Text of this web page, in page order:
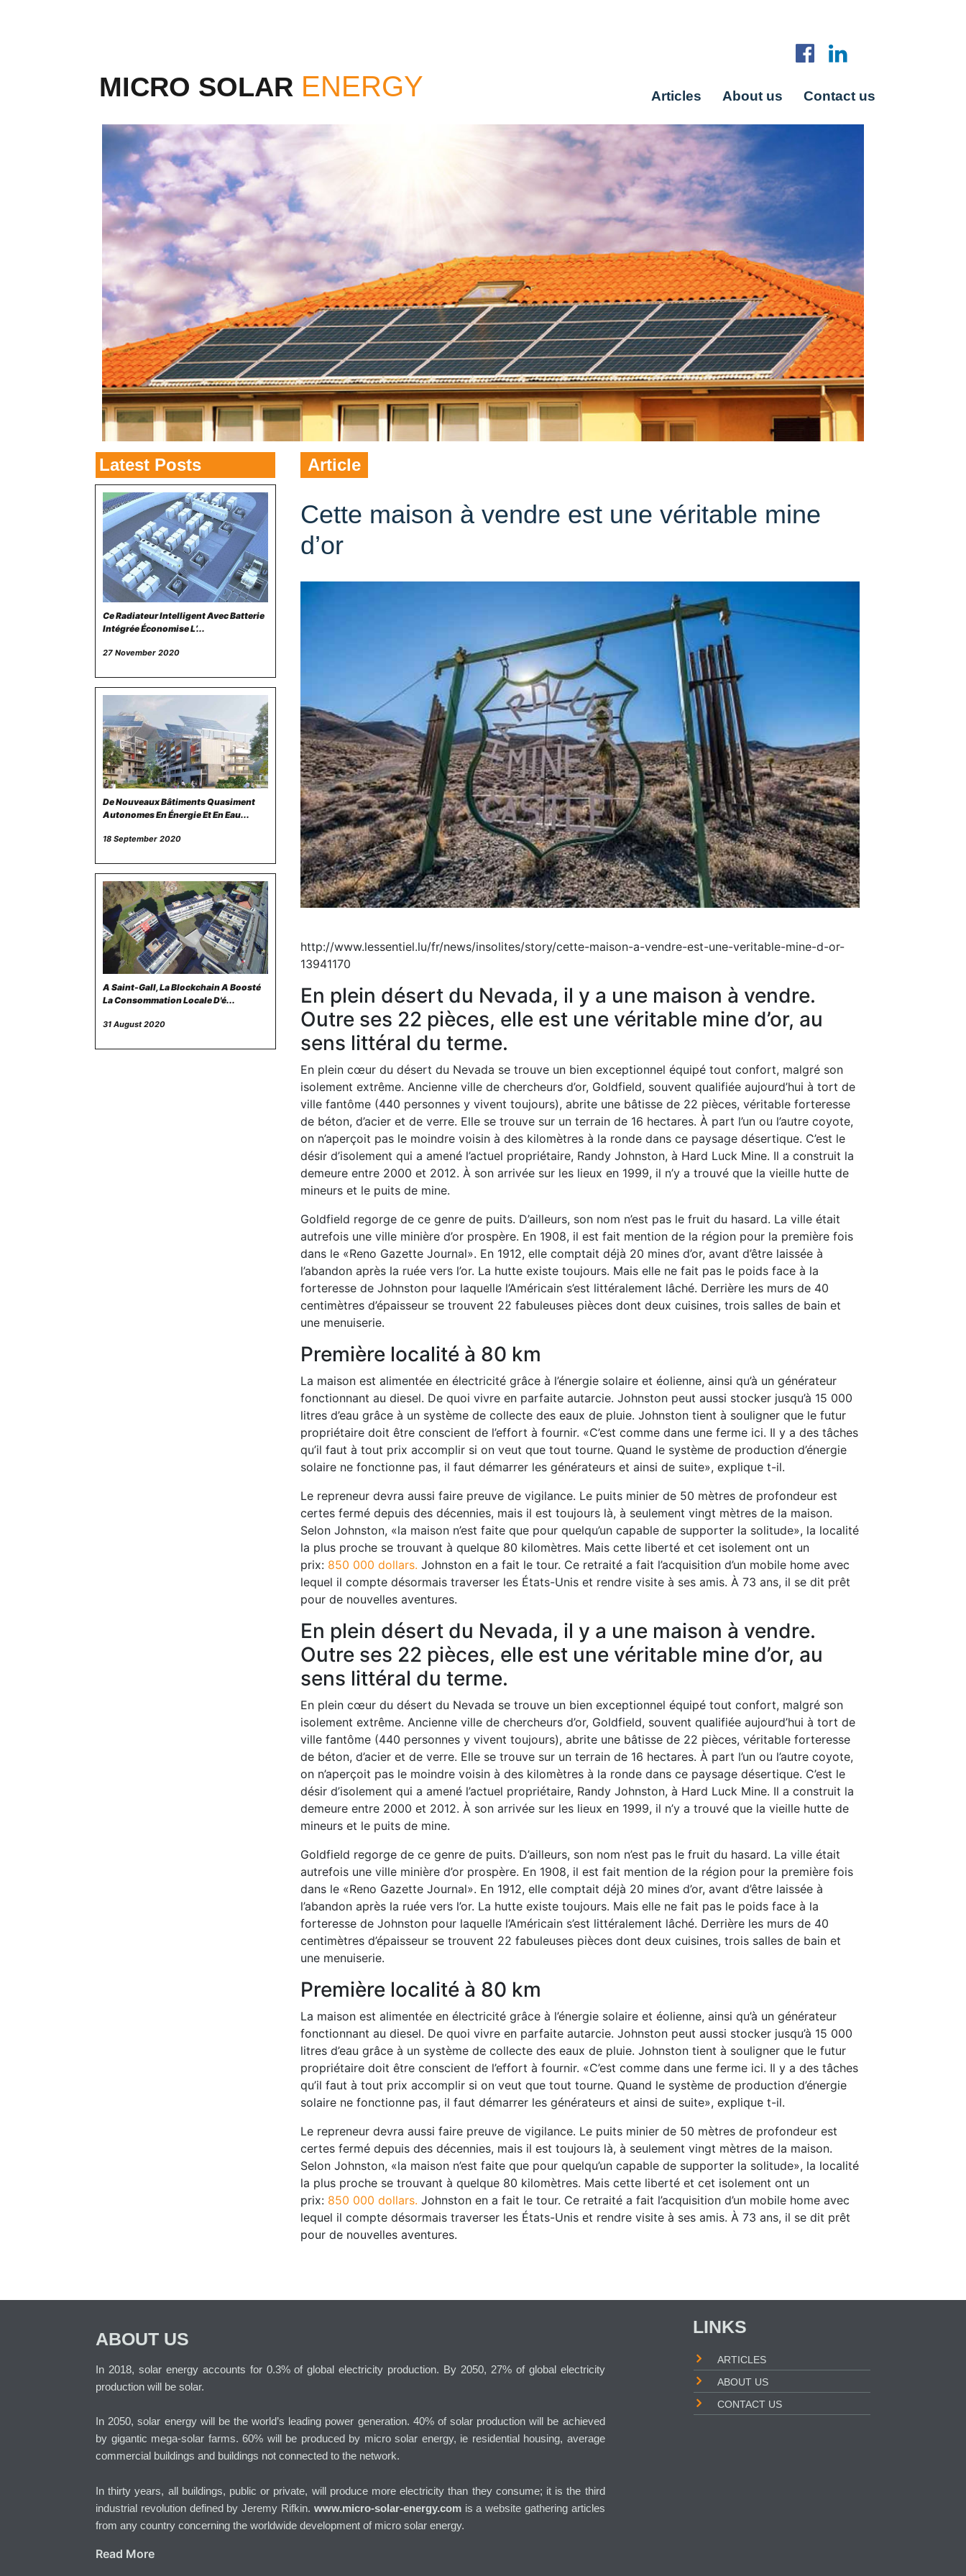
MICRO SOLAR Articles About us Contact us
Latest Posts
Ce Radiateur Intelligent Avec Batterie
Intégrée Économise L’...
27 November 2020
De Nouveaux Bâtiments Quasiment
Autonomes En Énergie Et En Eau...
18 September 2020
A Saint-Gall, La Blockchain A Boosté
La Consommation Locale D'é...
31 August 2020
Article
Cette maison à vendre est une véritable mine
d’or
http://www.lessentiel.lu/fr/news/insolites/story/cette-maison-a-vendre-est-une-veritable-mine-d-or-
13941170
En plein désert du Nevada, il y a une maison à vendre.
Outre ses 22 pièces, elle est une véritable mine d’or, au
sens littéral du terme.
En plein cœur du désert du Nevada se trouve un bien exceptionnel équipé tout confort, malgré son
isolement extrême. Ancienne ville de chercheurs d’or, Goldfield, souvent qualifiée aujourd’hui à tort de
ville fantôme (440 personnes y vivent toujours), abrite une bâtisse de 22 pièces, véritable forteresse
de béton, d’acier et de verre. Elle se trouve sur un terrain de 16 hectares. À part l’un ou l’autre coyote,
on n’aperçoit pas le moindre voisin à des kilomètres à la ronde dans ce paysage désertique. C’est le
désir d’isolement qui a amené l’actuel propriétaire, Randy Johnston, à Hard Luck Mine. Il a construit la
demeure entre 2000 et 2012. À son arrivée sur les lieux en 1999, il n’y a trouvé que la vieille hutte de
mineurs et le puits de mine.
Goldfield regorge de ce genre de puits. D’ailleurs, son nom n’est pas le fruit du hasard. La ville était
autrefois une ville minière d’or prospère. En 1908, il est fait mention de la région pour la première fois
dans le «Reno Gazette Journal». En 1912, elle comptait déjà 20 mines d’or, avant d’être laissée à
l’abandon après la ruée vers l’or. La hutte existe toujours. Mais elle ne fait pas le poids face à la
forteresse de Johnston pour laquelle l’Américain s’est littéralement lâché. Derrière les murs de 40
centimètres d’épaisseur se trouvent 22 fabuleuses pièces dont deux cuisines, trois salles de bain et
une menuiserie.
Première localité à 80 km
La maison est alimentée en électricité grâce à l’énergie solaire et éolienne, ainsi qu’à un générateur
fonctionnant au diesel. De quoi vivre en parfaite autarcie. Johnston peut aussi stocker jusqu’à 15 000
litres d’eau grâce à un système de collecte des eaux de pluie. Johnston tient à souligner que le futur
propriétaire doit être conscient de l’effort à fournir. «C’est comme dans une ferme ici. Il y a des tâches
qu’il faut à tout prix accomplir si on veut que tout tourne. Quand le système de production d’énergie
solaire ne fonctionne pas, il faut démarrer les générateurs et ainsi de suite», explique t-il.
Le repreneur devra aussi faire preuve de vigilance. Le puits minier de 50 mètres de profondeur est
certes fermé depuis des décennies, mais il est toujours là, à seulement vingt mètres de la maison.
Selon Johnston, «la maison n’est faite que pour quelqu’un capable de supporter la solitude», la localité
la plus proche se trouvant à quelque 80 kilomètres. Mais cette liberté et cet isolement ont un
prix: 850 000 dollars. Johnston en a fait le tour. Ce retraité a fait l’acquisition d’un mobile home avec
lequel il compte désormais traverser les États-Unis et rendre visite à ses amis. À 73 ans, il se dit prêt
pour de nouvelles aventures.
En plein désert du Nevada, il y a une maison à vendre.
Outre ses 22 pièces, elle est une véritable mine d’or, au
sens littéral du terme.
En plein cœur du désert du Nevada se trouve un bien exceptionnel équipé tout confort, malgré son
isolement extrême. Ancienne ville de chercheurs d’or, Goldfield, souvent qualifiée aujourd’hui à tort de
ville fantôme (440 personnes y vivent toujours), abrite une bâtisse de 22 pièces, véritable forteresse
de béton, d’acier et de verre. Elle se trouve sur un terrain de 16 hectares. À part l’un ou l’autre coyote,
on n’aperçoit pas le moindre voisin à des kilomètres à la ronde dans ce paysage désertique. C’est le
désir d’isolement qui a amené l’actuel propriétaire, Randy Johnston, à Hard Luck Mine. Il a construit la
demeure entre 2000 et 2012. À son arrivée sur les lieux en 1999, il n’y a trouvé que la vieille hutte de
mineurs et le puits de mine.
Goldfield regorge de ce genre de puits. D’ailleurs, son nom n’est pas le fruit du hasard. La ville était
autrefois une ville minière d’or prospère. En 1908, il est fait mention de la région pour la première fois
dans le «Reno Gazette Journal». En 1912, elle comptait déjà 20 mines d’or, avant d’être laissée à
l’abandon après la ruée vers l’or. La hutte existe toujours. Mais elle ne fait pas le poids face à la
forteresse de Johnston pour laquelle l’Américain s’est littéralement lâché. Derrière les murs de 40
centimètres d’épaisseur se trouvent 22 fabuleuses pièces dont deux cuisines, trois salles de bain et
une menuiserie.
Première localité à 80 km
La maison est alimentée en électricité grâce à l’énergie solaire et éolienne, ainsi qu’à un générateur
fonctionnant au diesel. De quoi vivre en parfaite autarcie. Johnston peut aussi stocker jusqu’à 15 000
litres d’eau grâce à un système de collecte des eaux de pluie. Johnston tient à souligner que le futur
propriétaire doit être conscient de l’effort à fournir. «C’est comme dans une ferme ici. Il y a des tâches
qu’il faut à tout prix accomplir si on veut que tout tourne. Quand le système de production d’énergie
solaire ne fonctionne pas, il faut démarrer les générateurs et ainsi de suite», explique t-il.
Le repreneur devra aussi faire preuve de vigilance. Le puits minier de 50 mètres de profondeur est
certes fermé depuis des décennies, mais il est toujours là, à seulement vingt mètres de la maison.
Selon Johnston, «la maison n’est faite que pour quelqu’un capable de supporter la solitude», la localité
la plus proche se trouvant à quelque 80 kilomètres. Mais cette liberté et cet isolement ont un
prix: 850 000 dollars. Johnston en a fait le tour. Ce retraité a fait l’acquisition d’un mobile home avec
lequel il compte désormais traverser les États-Unis et rendre visite à ses amis. À 73 ans, il se dit prêt
pour de nouvelles aventures.
ABOUT US
In 2018, solar energy accounts for 0.3% of global electricity production. By 2050, 27% of global electricity
production will be solar.
In 2050, solar energy will be the world’s leading power generation. 40% of solar production will be achieved
by gigantic mega-solar farms. 60% will be produced by micro solar energy, ie residential housing, average
commercial buildings and buildings not connected to the network.
In thirty years, all buildings, public or private, will produce more electricity than they consume; it is the third
industrial revolution defined by Jeremy Rifkin. www.micro-solar-energy.comis a website gathering articles
from any country concerning the worldwide development of micro solar energy.
Read More
LINKS
ARTICLES
ABOUT US
CONTACT US